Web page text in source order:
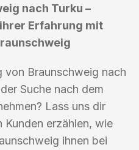
nach Turku –
Erfahrung mit
von Braunschweig nach
Suche nach dem
Lass uns dir
Kunden erzählen, wie
ihnen bei